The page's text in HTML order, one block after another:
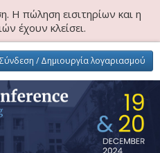
Η πώληση εισιτηρίων και η
έχουν κλείσει.
Σύνδεση / Δημιουργία λογαριασμού